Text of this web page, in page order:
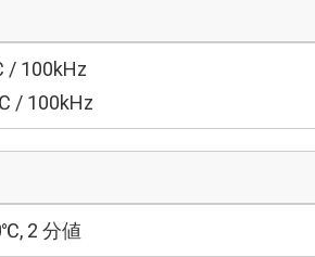
/ 100kHz
/ 100kHz
2 分値